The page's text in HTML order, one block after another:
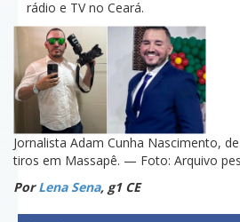
rádio e TV no Ceará.
Jornalista Adam Cunha Nascimento,
tiros em Massapê. — Foto: Arquivo
PorLena Sena, g1 CE